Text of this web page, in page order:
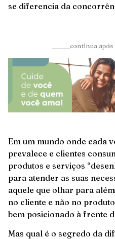
se diferencia da
______continua após
Em um mundo onde cada
prevalece e clientes
produtos e serviços
para atender as suas
aquele que olhar para
no cliente e não no
bem posicionado à frente
Mas qual é o segredo da